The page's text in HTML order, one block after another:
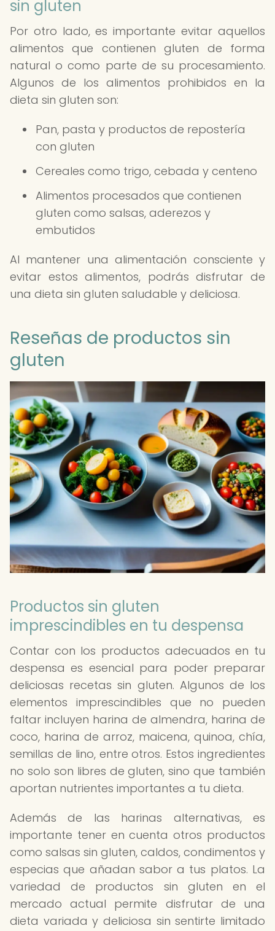
sin gluten
Por otro lado, es importante evitar aquellos
alimentos que contienen gluten de forma
natural o como parte de su procesamiento.
Algunos de los alimentos prohibidos en la
dieta sin gluten son:
Pan, pasta y productos de repostería
con gluten
Cereales como trigo, cebada y centeno
Alimentos procesados que contienen
gluten como salsas, aderezos y
embutidos
Al mantener una alimentación consciente y
evitar estos alimentos, podrás disfrutar de
una dieta sin gluten saludable y deliciosa.
Reseñas de productos sin
gluten
Productos sin gluten
imprescindibles en tu despensa
Contar con los productos adecuados en tu
despensa es esencial para poder preparar
deliciosas recetas sin gluten. Algunos de los
elementos imprescindibles que no pueden
faltar incluyen harina de almendra, harina de
coco, harina de arroz, maicena, quinoa, chía,
semillas de lino, entre otros. Estos ingredientes
no solo son libres de gluten, sino que también
aportan nutrientes importantes a tu dieta.
Además de las harinas alternativas, es
importante tener en cuenta otros productos
como salsas sin gluten, caldos, condimentos y
especias que añadan sabor a tus platos. La
variedad de productos sin gluten en el
mercado actual permite disfrutar de una
dieta variada y deliciosa sin sentirte limitado